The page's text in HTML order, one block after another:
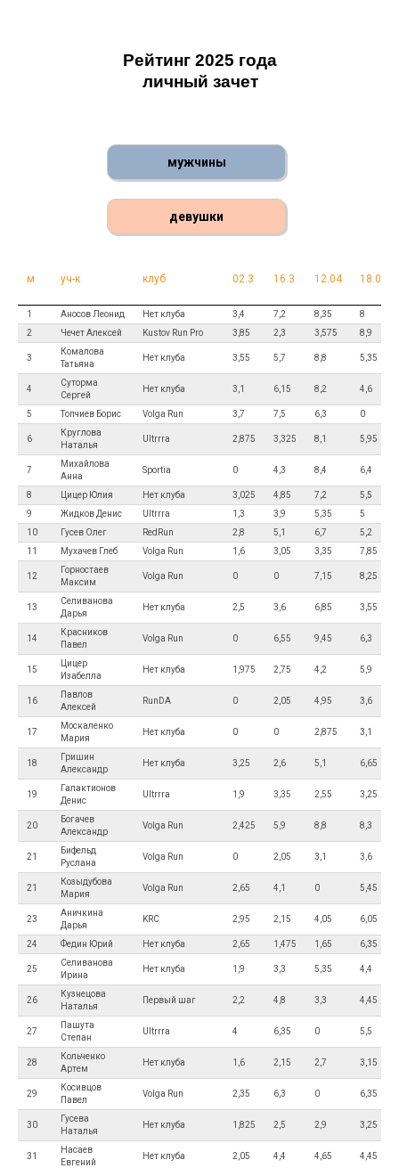
Рейтинг 2025 года
личный зачет
мужчины
девушки
м уч-к клуб 02.3 16.3 12.04 18.05
1 Аносов Леонид Нет клуба 3,4 7,2 8,35
8
2
Чечет Алексей Kustov Run Pro 3,85 2,3 3,575 8,9
3
Комалова
Татьяна
Нет клуба 3,55 5,7 8,8 5,35
4
Суторма
Сергей
Нет клуба 3,1 6,15 8,2 4,6
5 Топчиев Борис Volga Run 3,7 7,5 6,3 0
6
Круглова
Наталья
Ultrrra 2,875 3,325 8,1 5,95
7
Михайлова
Анна
Sportia 0 4,3 8,4 6,4
8 Цицер Юлия Нет клуба 3,025 4,85 7,2
5,5
9
Жидков Денис Ultrrra 1,3 3,9 5,35
5
10
Гусев Олег RedRun 2,8 5,1 6,7
5,2
11
Мухачев Глеб Volga Run 1,6 3,05 3,35 7,85
12
Горностаев
Максим
Volga Run 0 0 7,15 8,25
13
Селиванова
Дарья
Нет клуба 2,5 3,6 6,85 3,55
14
Красников
Павел
Volga Run 0 6,55 9,45 6,3
15
Цицер
Изабелла
Нет клуба 1,975 2,75 4,2 5,9
16
Павлов
Алексей
RunDA 0 2,05 4,95 3,6
17
Москаленко
Мария
Нет клуба 0 0 2,875 3,1
18
Гришин
Александр
Нет клуба 3,25 2,6 5,1 6,65
19
Галактионов
Денис
Ultrrra 1,9 3,35 2,55 3,25
20
Богачев
Александр
Volga Run 2,425 5,9 8,8 8,3
21
Бифельд
Руслана
Volga Run 0 2,05 3,1 3,6
21
Козыдубова
Мария
Volga Run 2,65 4,1 0 5,45
23
Аничкина
Дарья
KRC 2,95 2,15 4,05 6,05
24 Федин Юрий Нет клуба 2,65 1,475 1,65 6,35
25
Селиванова
Ирина
Нет клуба 1,9 3,3 5,35 4,4
26
Кузнецова
Наталья
Первый шаг 2,2 4,8 3,3 4,45
27
Пашута
Степан
Ultrrra 4 6,35 0 5,5
28
Кольченко
Артем
Нет клуба 1,6 2,15 2,7 3,15
29
Косивцов
Павел
Volga Run 2,35 6,3 0 6,35
30
Гусева
Наталья
Нет клуба 1,825 2,5 2,9 3,25
31
Насаев
Евгений
Нет клуба 2,05 4,4 4,65 4,45